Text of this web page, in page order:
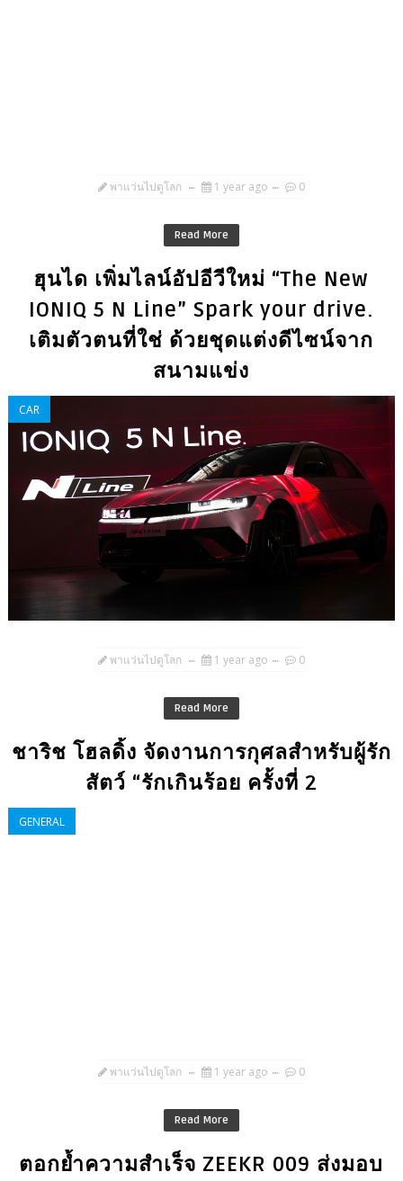
พาแว่นไปดูโลก 1 year ago 0
Read More
ฮุนได เพิ่มไลน์อัปอีวีใหม่ “The New
IONIQ 5 N Line” Spark your drive.
เติมตัวตนที่ใช่ ด้วยชุดแต่งดีไซน์จาก
สนามแข่ง
CAR
พาแว่นไปดูโลก 1 year ago 0
Read More
ชาริช โฮลดิ้ง จัดงานการกุศลสำหรับผู้รัก
สัตว์ “รักเกินร้อย ครั้งที่ 2
GENERAL
พาแว่นไปดูโลก 1 year ago 0
Read More
ตอกย้ำความสำเร็จ ZEEKR 009 ส่งมอบ